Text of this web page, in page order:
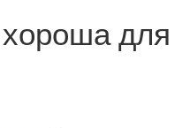
хороша для